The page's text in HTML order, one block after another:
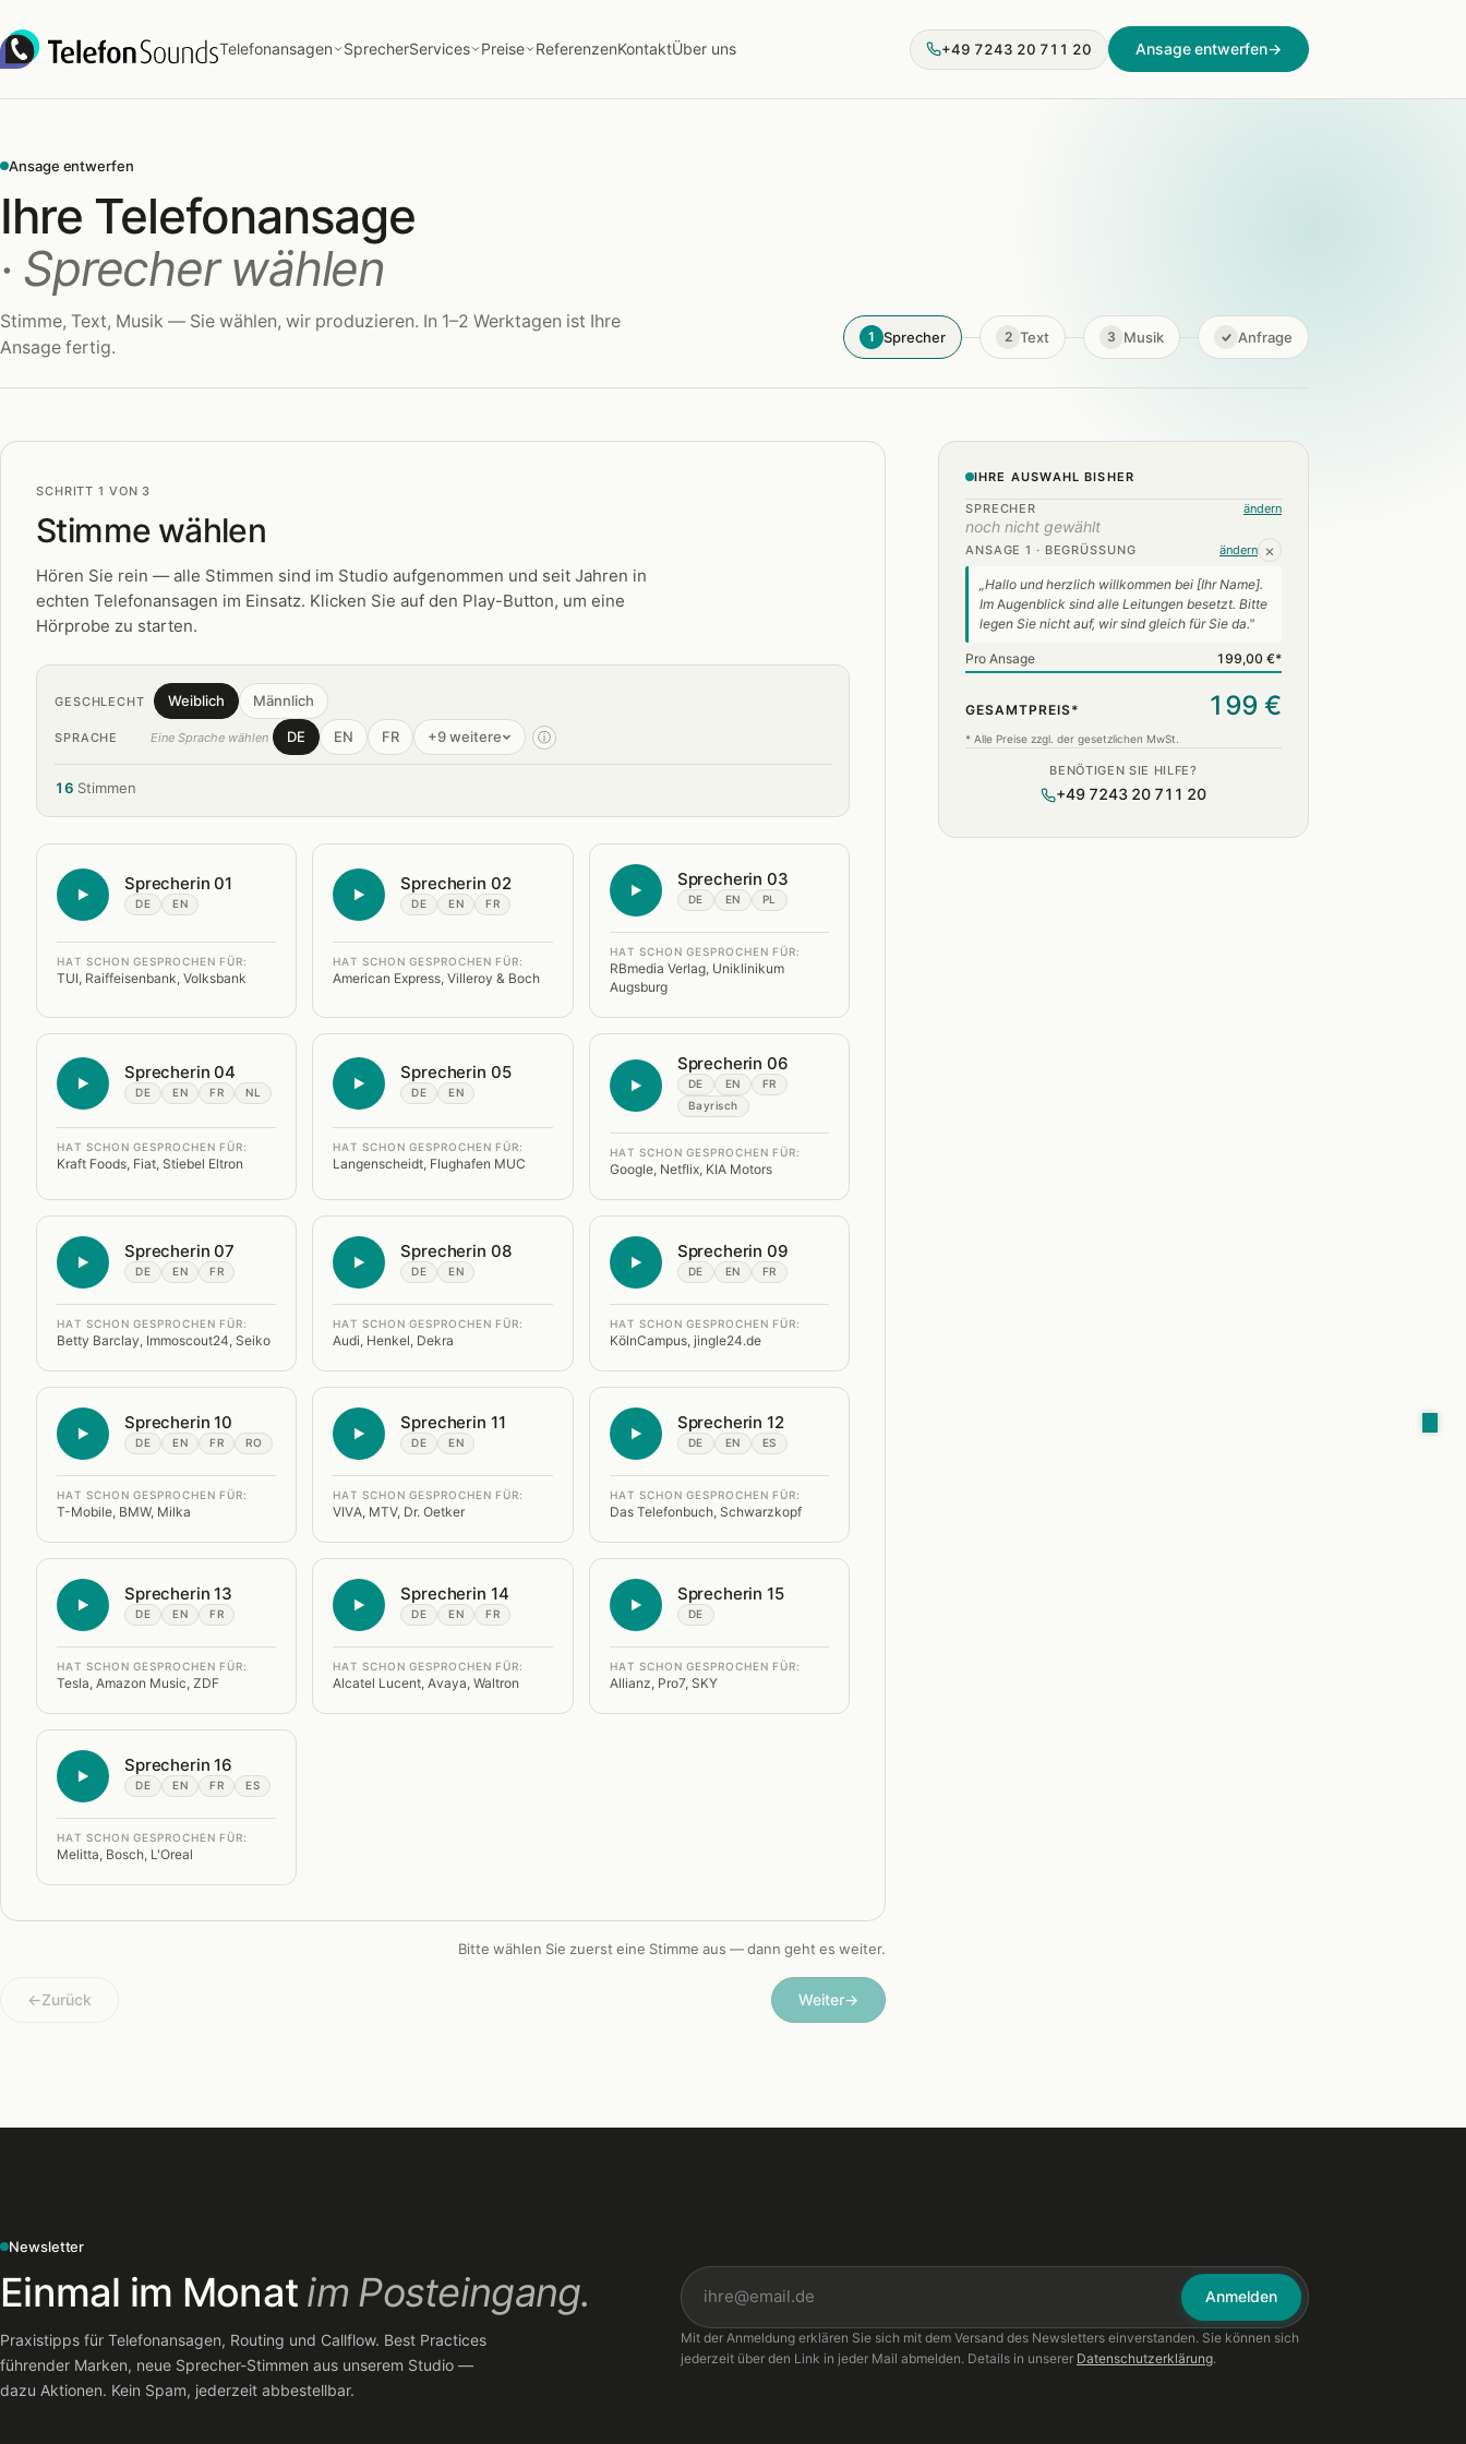
Telefonansagen SprecherServices Preise ReferenzenKontaktÜber uns +49 7243 20 711 20 Ansage entwerfen→
Ansage entwerfen
Ihre Telefonansage
· Sprecher wählen
Stimme, Text, Musik — Sie wählen, wir produzieren. In 1–2 Werktagen ist Ihre
Ansage fertig.
1 Sprecher 2 Text 3 Musik Anfrage
SCHRITT 1 VON 3
Stimme wählen
Hören Sie rein — alle Stimmen sind im Studio aufgenommen und seit Jahren in
echten Telefonansagen im Einsatz. Klicken Sie auf den Play-Button, um eine
Hörprobe zu starten.
GESCHLECHT Weiblich Männlich
SPRACHE Eine Sprache wählen DE EN FR +9 weitere ⓘ
16 Stimmen
Sprecherin 01
DE EN
HAT SCHON GESPROCHEN FÜR:
TUI, Raiffeisenbank, Volksbank
Sprecherin 02
DE EN FR
HAT SCHON GESPROCHEN FÜR:
American Express, Villeroy & Boch
Sprecherin 03
DE EN PL
HAT SCHON GESPROCHEN FÜR:
RBmedia Verlag, Uniklinikum
Augsburg
Sprecherin 04
DE EN FR NL
HAT SCHON GESPROCHEN FÜR:
Kraft Foods, Fiat, Stiebel Eltron
Sprecherin 05
DE EN
HAT SCHON GESPROCHEN FÜR:
Langenscheidt, Flughafen MUC
Sprecherin 06
DE EN
FR
Bayrisch
HAT SCHON GESPROCHEN FÜR:
Google, Netflix, KIA Motors
Sprecherin 07
DE EN FR
HAT SCHON GESPROCHEN FÜR:
Betty Barclay, Immoscout24, Seiko
Sprecherin 08
DE EN
HAT SCHON GESPROCHEN FÜR:
Audi, Henkel, Dekra
Sprecherin 09
DE EN FR
HAT SCHON GESPROCHEN FÜR:
KölnCampus, jingle24.de
Sprecherin 10
DE EN FR RO
HAT SCHON GESPROCHEN FÜR:
T-Mobile, BMW, Milka
Sprecherin 11
DE EN
HAT SCHON GESPROCHEN FÜR:
VIVA, MTV, Dr. Oetker
Sprecherin 12
DE EN ES
HAT SCHON GESPROCHEN FÜR:
Das Telefonbuch, Schwarzkopf
Sprecherin 13
DE EN FR
HAT SCHON GESPROCHEN FÜR:
Tesla, Amazon Music, ZDF
Sprecherin 14
DE EN FR
HAT SCHON GESPROCHEN FÜR:
Alcatel Lucent, Avaya, Waltron
Sprecherin 15
DE
HAT SCHON GESPROCHEN FÜR:
Allianz, Pro7, SKY
Sprecherin 16
DE EN FR ES
HAT SCHON GESPROCHEN FÜR:
Melitta, Bosch, L'Oreal
Bitte wählen Sie zuerst eine Stimme aus — dann geht es weiter.
←Zurück Weiter→
IHRE AUSWAHL BISHER
SPRECHER ändern
noch nicht gewählt
ANSAGE 1 · BEGRÜSSUNG ändern ×
„Hallo und herzlich willkommen bei [Ihr Name].
Im Augenblick sind alle Leitungen besetzt. Bitte
legen Sie nicht auf, wir sind gleich für Sie da."
Pro Ansage
199,00 €*
GESAMTPREIS* 199 €
* Alle Preise zzgl. der gesetzlichen MwSt.
BENÖTIGEN SIE HILFE?
+49 7243 20 711 20
Newsletter
Einmal im Monatim Posteingang.
Praxistipps für Telefonansagen, Routing und Callflow. Best Practices
führender Marken, neue Sprecher-Stimmen aus unserem Studio —
dazu Aktionen. Kein Spam, jederzeit abbestellbar.
Anmelden
Mit der Anmeldung erklären Sie sich mit dem Versand des Newsletters einverstanden. Sie können sich
jederzeit über den Link in jeder Mail abmelden. Details in unserer Datenschutzerklärung.